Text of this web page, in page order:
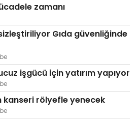
zamanı
Gıda güvenliğinde
işgücü için yatırım yapıyor
kanseri rölyefle yenecek